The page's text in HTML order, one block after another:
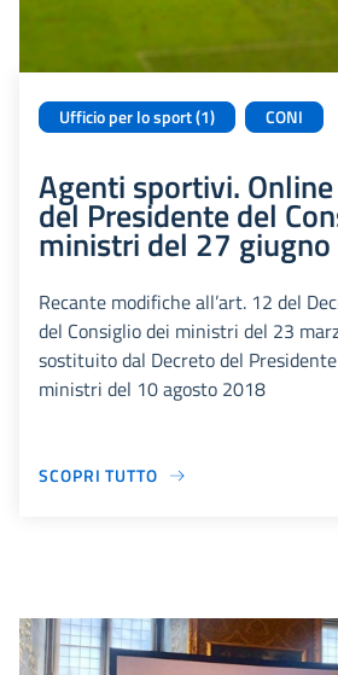
Ufficio per lo sport (1) CONI
Agenti sportivi.
del Presidente del
ministri del 27
Recante modifiche all’art. 12 del
del Consiglio dei ministri del 23
sostituito dal Decreto del
ministri del 10 agosto 2018
SCOPRI TUTTO